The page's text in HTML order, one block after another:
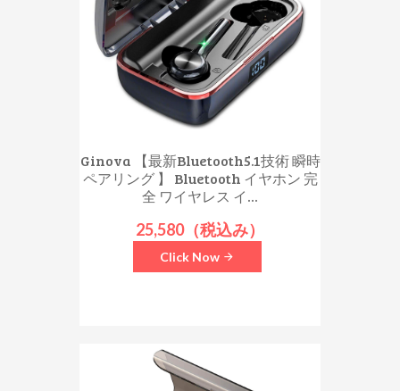
Ginova 【最新Bluetooth5.1技術 瞬時
ペアリング 】 Bluetooth イヤホン 完
全 ワイヤレス イ...
25,580（税込み）
Click Now